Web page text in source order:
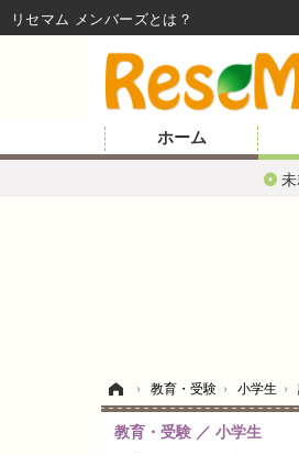
ホーム
› 教育・受験 › 小学生 ›
教育・受験 小学生
リセマム メンバーズ